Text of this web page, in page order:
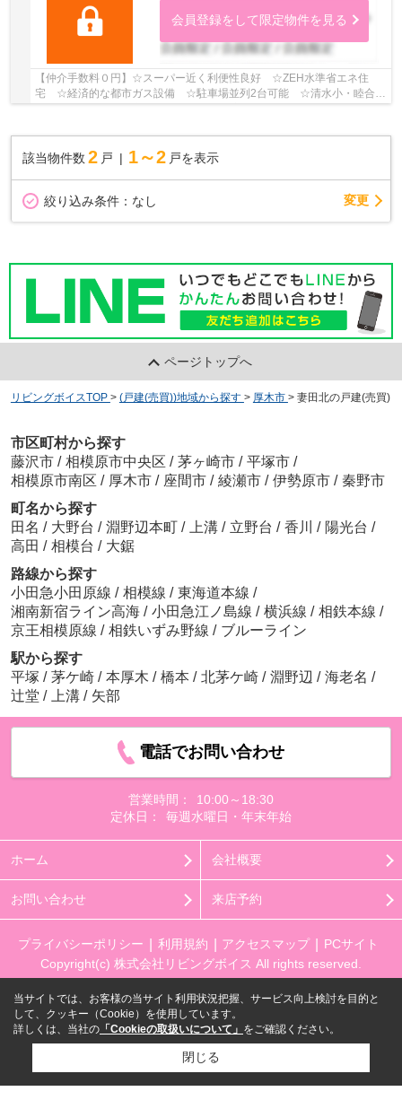
会員登録をして限定物件を見る
【仲介手数料０円】☆スーパー近く利便性良好 ☆ZEH水準省エネ住
宅 ☆経済的な都市ガス設備 ☆駐車場並列2台可能 ☆清水小・睦合東
該当物件数 2 戸 1～2 戸を表示
絞り込み条件： なし 変更
ページトップへ
リビングボイスTOP > (戸建(売買))地域から探す > 厚木市 > 妻田北の戸建(売買)
市区町村から探す
藤沢市 / 相模原市中央区 / 茅ヶ崎市 / 平塚市 /
相模原市南区 / 厚木市 / 座間市 / 綾瀬市 / 伊勢原市 / 秦野市
町名から探す
田名 / 大野台 / 淵野辺本町 / 上溝 / 立野台 / 香川 / 陽光台 /
高田 / 相模台 / 大鋸
路線から探す
小田急小田原線 / 相模線 / 東海道本線 /
湘南新宿ライン高海 / 小田急江ノ島線 / 横浜線 / 相鉄本線 /
京王相模原線 / 相鉄いずみ野線 / ブルーライン
駅から探す
平塚 / 茅ケ崎 / 本厚木 / 橋本 / 北茅ケ崎 / 淵野辺 / 海老名 /
辻堂 / 上溝 / 矢部
電話でお問い合わせ
営業時間：
10:00～18:30
定休日：
毎週水曜日・年末年始
ホーム 会社概要
お問い合わせ 来店予約
プライバシーポリシー 利用規約 アクセスマップ
PCサイト
Copyright(c) 株式会社リビングボイス All rights reserved.
当サイトでは、お客様の当サイト利用状況把握、サービス向上検討を目的と
して、クッキー（Cookie）を使用しています。
詳しくは、当社の 「Cookieの取扱いについて」 をご確認ください。
閉じる